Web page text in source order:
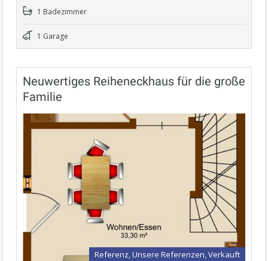
1 Badezimmer
1 Garage
Neuwertiges Reiheneckhaus für die große
Familie
Referenz, Unsere Referenzen, Verkauft